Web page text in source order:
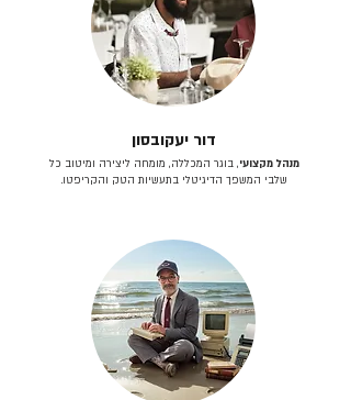
דור יעקובסון
מנהל מקצועי, בוגר המכללה, מומחה ליצירה ומיטוב כל
שלבי המשפך הדיגיטלי בתעשיות הטק והקריפטו.